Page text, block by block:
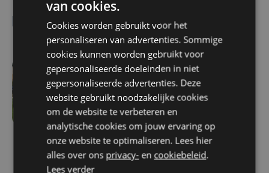
Lees ook
vr 7 augustus | 16:12
Zulte Waregem start
tegen Racing Genk:
"Waarom zou ik onze
ambitie beperken?"
van cookies.
Cookies worden gebruikt voor het
personaliseren van advertenties. Sommige
cookies kunnen worden gebruikt voor
gepersonaliseerde doeleinden in niet
gepersonaliseerde advertenties. Deze
website gebruikt noodzakelijke cookies
om de website te verbeteren en
analytische cookies om jouw ervaring op
onze website te optimaliseren. Lees hier
alles over ons privacy- en cookiebeleid.
Lees verder